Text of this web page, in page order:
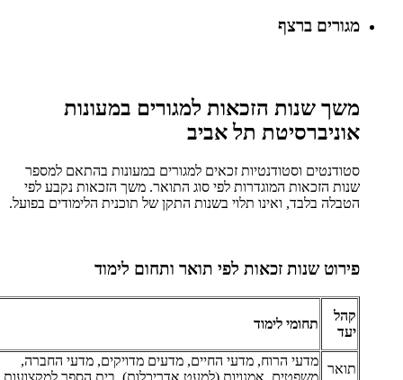
מגורים ברצף
משך שנות הזכאות למגורים במעונות
אוניברסיטת תל אביב
סטודנטים וסטודנטיות זכאים למגורים במעונות בהתאם למספר
שנות הזכאות המוגדרות לפי סוג התואר. משך הזכאות נקבע לפי
הטבלה בלבד, ואינו תלוי בשנות התקן של תוכנית הלימודים בפועל.
פירוט שנות זכאות לפי תואר ותחום לימוד
קהל
יעד
תחומי לימוד
תואר
מדעי הרוח, מדעי החיים, מדעים מדויקים, מדעי החברה,
משפטים, אמנויות (למעט אדריכלות), בית הספר למקצועות